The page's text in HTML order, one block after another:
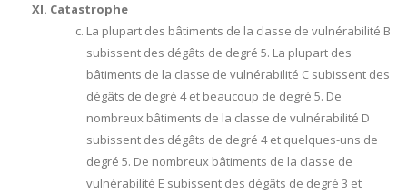
Catastrophe
La plupart des bâtiments de la classe de vulnérabilité B
subissent des dégâts de degré 5. La plupart des
bâtiments de la classe de vulnérabilité C subissent des
dégâts de degré 4 et beaucoup de degré 5. De
nombreux bâtiments de la classe de vulnérabilité D
subissent des dégâts de degré 4 et quelques-uns de
degré 5. De nombreux bâtiments de la classe de
vulnérabilité E subissent des dégâts de degré 3 et